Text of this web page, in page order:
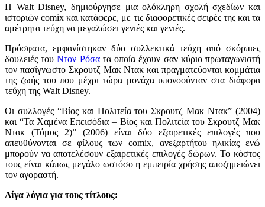
Η Walt Disney, δημιούργησε μια ολόκληρη σχολή σχεδίων και
ιστοριών comix και κατάφερε, με τις διαφορετικές σειρές της και τα
αμέτρητα τεύχη να μεγαλώσει γενιές και γενιές.
Πρόσφατα, εμφανίστηκαν δύο συλλεκτικά τεύχη από σκόρπιες
δουλειές τουΝτον Ρόσατα οποία έχουν σαν κύριο πρωταγωνιστή
τον πασίγνωστο Σκρουτζ Μακ Ντακ και πραγματεύονται κομμάτια
της ζωής του που μέχρι τώρα μονάχα υπονοούνταν στα διάφορα
τεύχη της Walt Disney.
Οι συλλογές “Βίος και Πολιτεία του Σκρουτζ Μακ Ντακ” (2004)
και “Τα Χαμένα Επεισόδια – Βίος και Πολιτεία του Σκρουτζ Μακ
Ντακ (Τόμος 2)” (2006) είναι δύο εξαιρετικές επιλογές που
απευθύνονται σε φίλους των comix, ανεξαρτήτου ηλικίας ενώ
μπορούν να αποτελέσουν εξαιρετικές επιλογές δώρων. Το κόστος
τους είναι κάπως μεγάλο ωστόσο η εμπειρία χρήσης αποζημειώνει
τον αγοραστή.
Λίγα λόγια για τους τίτλους: